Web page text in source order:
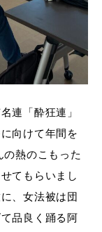
連「酔狂連」
向けて年間を
熱のこもった
てもらいまし
、女法被は団
品良く踊る阿